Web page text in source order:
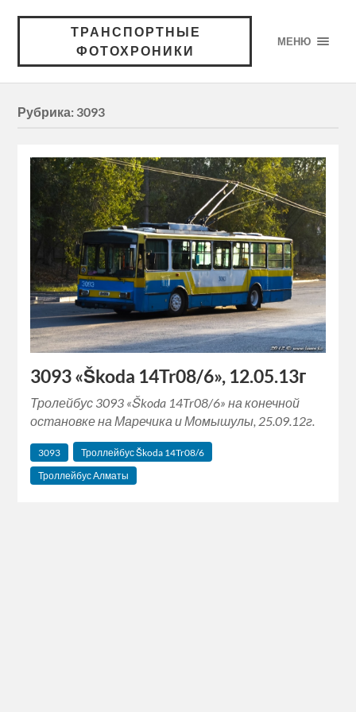
ТРАНСПОРТНЫЕ
ФОТОХРОНИКИ
МЕНЮ
Рубрика: 3093
3093 «Škoda 14Tr08/6», 12.05.13г
Тролейбус 3093 «Škoda 14Tr08/6» на конечной
остановке на Маречика и Момышулы, 25.09.12г.
3093
Троллейбус Škoda 14Tr08/6
Троллейбус Алматы